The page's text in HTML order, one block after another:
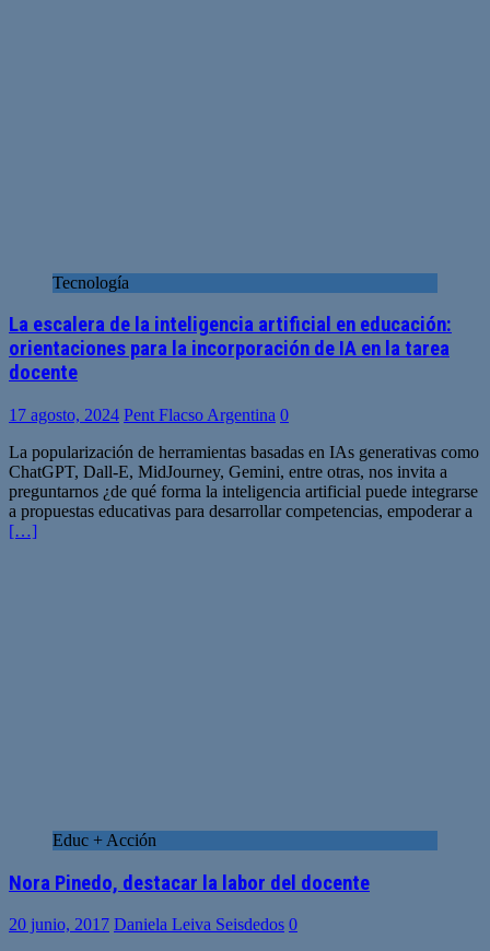
Tecnología
La escalera de la inteligencia artificial en educación:
orientaciones para la incorporación de IA en la tarea
docente
17 agosto, 2024 Pent Flacso Argentina 0
La popularización de herramientas basadas en IAs generativas como
ChatGPT, Dall-E, MidJourney, Gemini, entre otras, nos invita a
preguntarnos ¿de qué forma la inteligencia artificial puede integrarse
a propuestas educativas para desarrollar competencias, empoderar a
[…]
Educ + Acción
Nora Pinedo, destacar la labor del docente
20 junio, 2017 Daniela Leiva Seisdedos 0